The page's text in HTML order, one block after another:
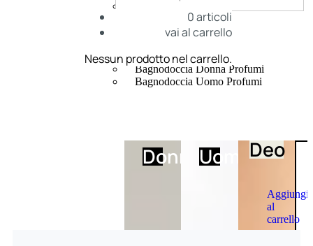
Corpo Donna
Corpo Uomo
Creme Mani
Bagnodoccia Donna Profumi
Bagnodoccia Uomo Profumi
DonnaUomoDeo
Aggiungi
al
carrello
0articoli
vai al carrello
Nessun prodotto nel carrello.